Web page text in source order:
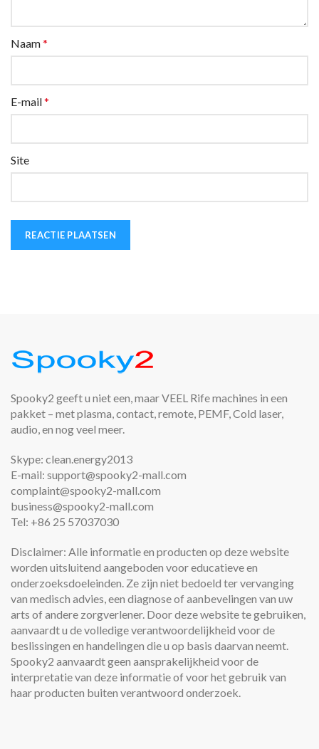
Naam*
E-mail*
Site
Spooky2 geeft u niet een, maar VEEL Rife machines in een
pakket – met plasma, contact, remote, PEMF, Cold laser,
audio, en nog veel meer.
Skype: clean.energy2013
E-mail: support@spooky2-mall.com
complaint@spooky2-mall.com
business@spooky2-mall.com
Tel: +86 25 57037030
Disclaimer: Alle informatie en producten op deze website
worden uitsluitend aangeboden voor educatieve en
onderzoeksdoeleinden. Ze zijn niet bedoeld ter vervanging
van medisch advies, een diagnose of aanbevelingen van uw
arts of andere zorgverlener. Door deze website te gebruiken,
aanvaardt u de volledige verantwoordelijkheid voor de
beslissingen en handelingen die u op basis daarvan neemt.
Spooky2 aanvaardt geen aansprakelijkheid voor de
interpretatie van deze informatie of voor het gebruik van
haar producten buiten verantwoord onderzoek.